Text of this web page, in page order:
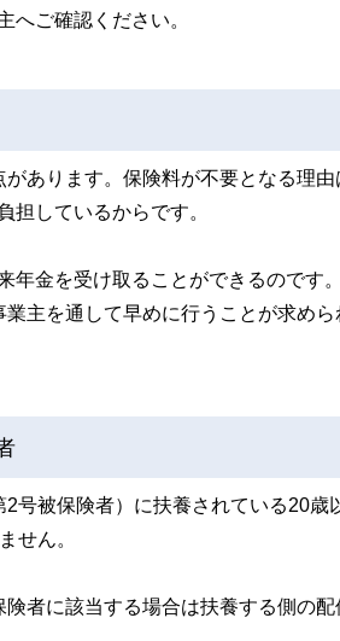
へご確認ください。
あります。保険料が不要となる理由
担しているからです。
年金を受け取ることができるのです
主を通して早めに行うことが求めら
号被保険者）に扶養されている20歳
せん。
者に該当する場合は扶養する側の配